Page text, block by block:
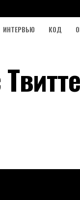
ИНТЕРВЬЮ КОД